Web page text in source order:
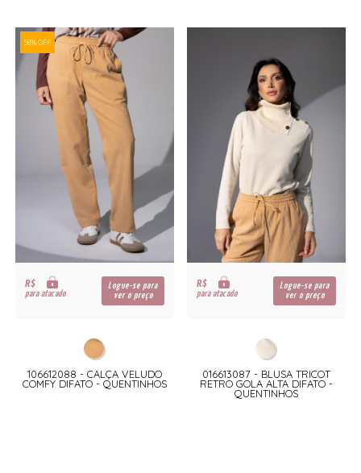
58% OFF
R$
para atacado
Logue-se para
ver o preço
106612088 - CALÇA VELUDO
COMFY DIFATO - QUENTINHOS
R$
para atacado
Logue-se para
ver o preço
016613087 - BLUSA TRICOT
RETRO GOLA ALTA DIFATO -
QUENTINHOS